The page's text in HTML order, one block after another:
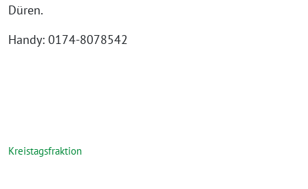
Düren.
Handy: 0174-8078542
Kreistagsfraktion